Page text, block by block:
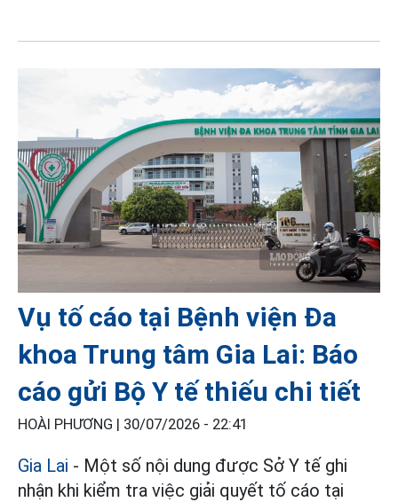
Vụ tố cáo tại Bệnh viện Đa
khoa Trung tâm Gia Lai: Báo
cáo gửi Bộ Y tế thiếu chi tiết
HOÀI PHƯƠNG | 30/07/2026 - 22:41
Gia Lai - Một số nội dung được Sở Y tế ghi
nhận khi kiểm tra việc giải quyết tố cáo tại